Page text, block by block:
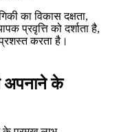
का विकास दक्षता,
प्रवृत्ति को दर्शाता है,
प्रशस्त करता है।
अपनाने के